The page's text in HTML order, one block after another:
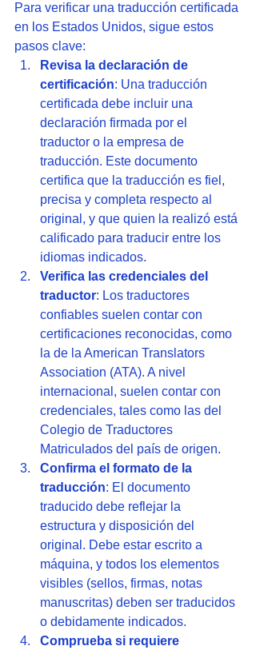
Para verificar una traducción certificada
en los Estados Unidos, sigue estos
pasos clave:
Revisa la declaración de
certificación: Una traducción
certificada debe incluir una
declaración firmada por el
traductor o la empresa de
traducción. Este documento
certifica que la traducción es fiel,
precisa y completa respecto al
original, y que quien la realizó está
calificado para traducir entre los
idiomas indicados.
Verifica las credenciales del
traductor: Los traductores
confiables suelen contar con
certificaciones reconocidas, como
la de la American Translators
Association (ATA). A nivel
internacional, suelen contar con
credenciales, tales como las del
Colegio de Traductores
Matriculados del país de origen.
Confirma el formato de la
traducción: El documento
traducido debe reflejar la
estructura y disposición del
original. Debe estar escrito a
máquina, y todos los elementos
visibles (sellos, firmas, notas
manuscritas) deben ser traducidos
o debidamente indicados.
Comprueba si requiere